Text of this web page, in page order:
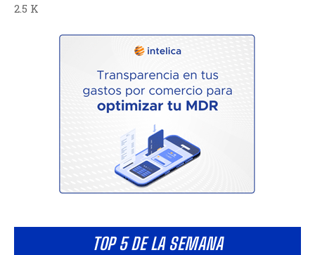
2.5 K
TOP 5 DE LA SEMANA